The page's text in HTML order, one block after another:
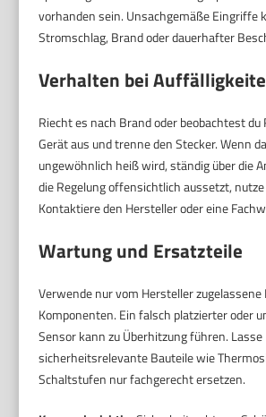
vorhanden sein. Unsachgemäße Eingriffe
Stromschlag, Brand oder dauerhafter
Verhalten bei
Riecht es nach Brand oder beobachtest du
Gerät aus und trenne den Stecker. Wenn
ungewöhnlich heiß wird, ständig über die
die Regelung offensichtlich aussetzt,
Kontaktiere den Hersteller oder eine
Wartung und Ersatzteile
Verwende nur vom Hersteller
Komponenten. Ein falsch platzierter oder
Sensor kann zu Überhitzung führen. Lasse
sicherheitsrelevante Bauteile wie
Schaltstufen nur fachgerecht ersetzen.